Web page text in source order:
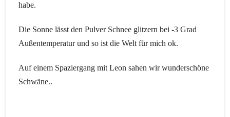
habe.
Die Sonne lässt den Pulver Schnee glitzern bei -3 Grad
Außentemperatur und so ist die Welt für mich ok.
Auf einem Spaziergang mit Leon sahen wir wunderschöne
Schwäne..